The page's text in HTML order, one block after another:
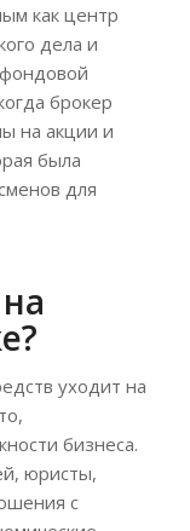
как центр
дела и
брокер
на акции и
была
для
уходит на
бизнеса.
юристы,
с